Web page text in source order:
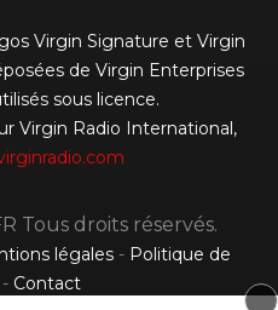
Virgin Signature et Virgin
de Virgin Enterprises
sous licence.
Virgin Radio International,
Tous droits réservés.
légales - Politique de
- Contact